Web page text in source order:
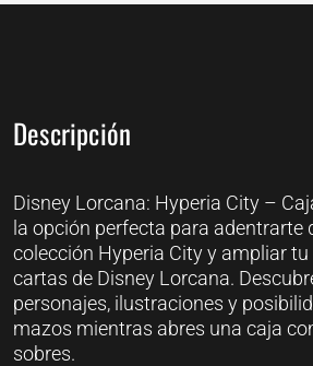
Descripción
Disney Lorcana: Hyperia City –
la opción perfecta para adentrarte
colección Hyperia City y ampliar
cartas de Disney Lorcana.
personajes, ilustraciones y
mazos mientras abres una caja
sobres.